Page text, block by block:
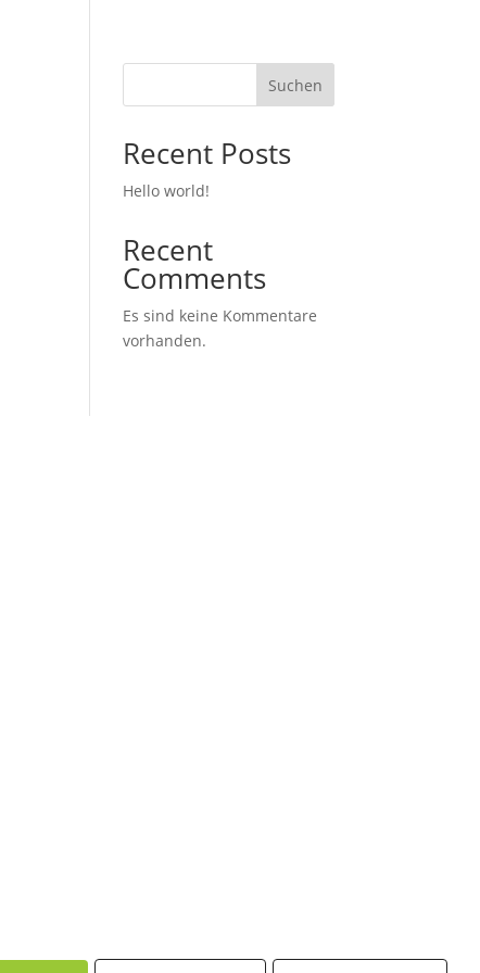
Suchen
Recent Posts
Hello world!
Recent
Comments
Es sind keine Kommentare
vorhanden.